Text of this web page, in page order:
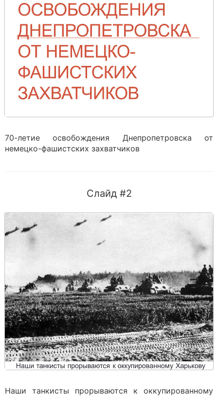
70-летие освобождения Днепропетровска от
немецко-фашистских захватчиков
Слайд #2
Наши танкисты прорываются к оккупированному